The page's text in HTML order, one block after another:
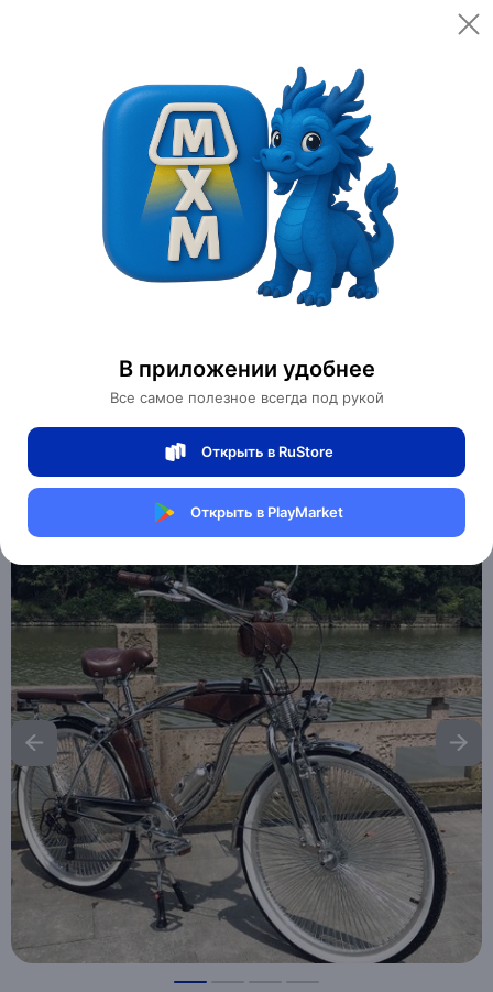
В приложении удобнее
Все самое полезное всегда под рукой
Открыть в RuStore
Открыть в PlayMarket
Открыть
Категории Спортивные товары
Велоспорт
Городской велосипед AOKBIKE
0 отзывов 0
Магазин Ephdarren
Артикул:MXM6753607343